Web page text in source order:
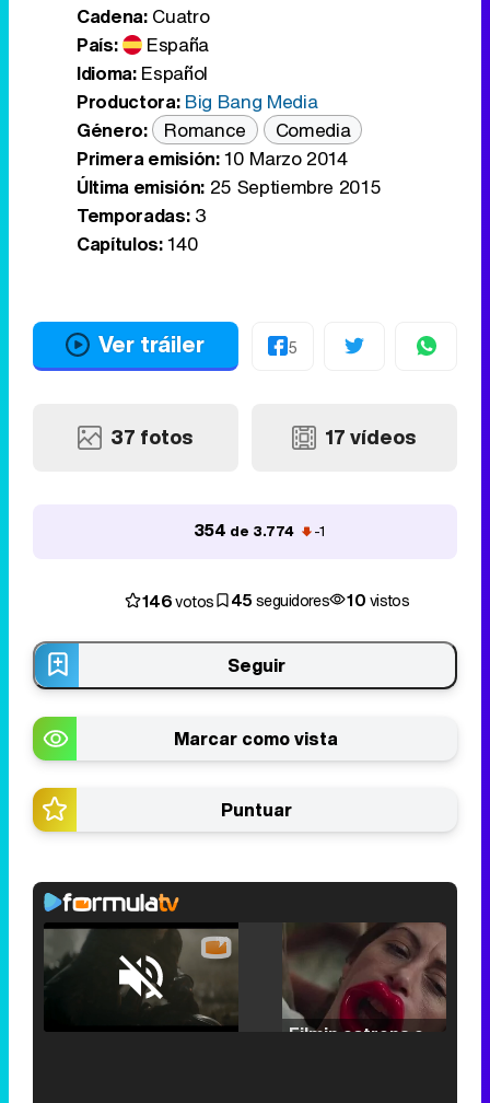
Cadena:Cuatro
País:
España
Idioma: Español
Productora: Big Bang Media
Género:
Romance
Comedia
Primera emisión:10 Marzo 2014
Última emisión:25 Septiembre 2015
Temporadas:3
Capítulos:140
Ver tráiler 5
37 fotos 17 vídeos
354 de 3.774 -1
146votos 45seguidores 10vistos
Seguir
Marcar como vista
Puntuar
Unmute /